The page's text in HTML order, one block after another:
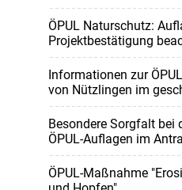
ÖPUL Naturschutz:
Projektbestätigung
Informationen zur
von Nützlingen im
Besondere Sorgfalt bei
ÖPUL-Auflagen im
ÖPUL-Maßnahme